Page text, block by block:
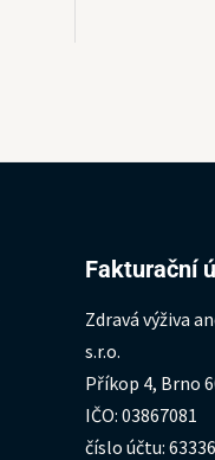
Fakturační
Zdravá výživa
s.r.o.
Příkop 4, Brno
IČO: 03867081
číslo účtu: